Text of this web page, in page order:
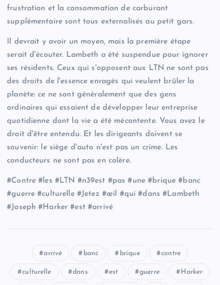
frustration et la consommation de carburant
supplémentaire sont tous externalisés au petit gars.
Il devrait y avoir un moyen, mais la première étape
serait d'écouter. Lambeth a été suspendue pour ignorer
ses résidents. Ceux qui s'opposent aux LTN ne sont pas
des droits de l'essence enragés qui veulent brûler la
planète: ce ne sont généralement que des gens
ordinaires qui essaient de développer leur entreprise
quotidienne dont la vie a été mécontente. Vous avez le
droit d'être entendu. Et les dirigeants doivent se
souvenir: le siège d'auto n'est pas un crime. Les
conducteurs ne sont pas en colère.
#Contre #les #LTN #n39est #pas #une #brique #banc
#guerre #culturelle #Jetez #œil #qui #dans #Lambeth
#Joseph #Harker #est #arrivé
arrivé banc brique contre
culturelle dans est guerre Harker